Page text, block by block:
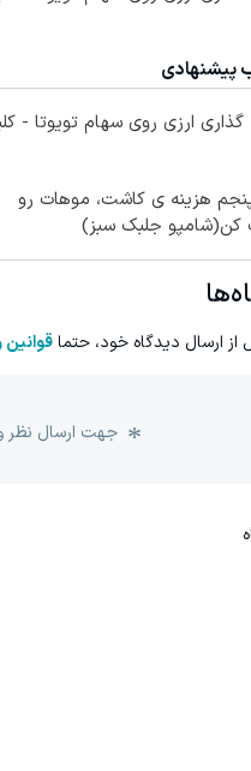
پیشنهادی
گذاری ارزی روی سهام تویوتا -
هزینه ی کاشت، موهات رو
کن(شامپو جلبک سبز)
از ارسال دیدگاه خود، حتماقوانین
جهت ارسال نظر